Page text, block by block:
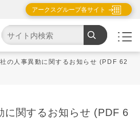
アークスグループ各サイト
の人事異動に関するお知らせ (PDF 62
に関するお知らせ (PDF 6